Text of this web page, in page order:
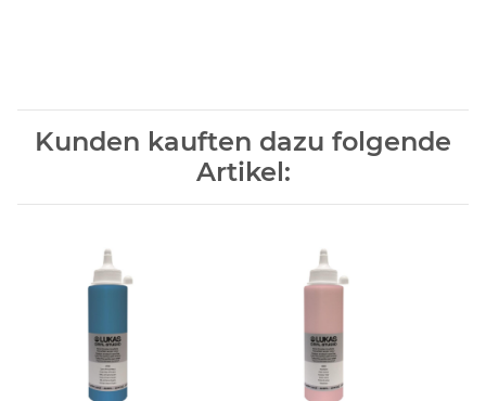
Kunden kauften dazu folgende
Artikel: